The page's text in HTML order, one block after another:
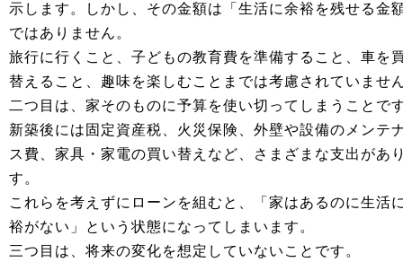
示します。しかし、その金額は「生活に余裕を残せる金
ではありません。
旅行に行くこと、子どもの教育費を準備すること、車を
替えること、趣味を楽しむことまでは考慮されていませ
二つ目は、家そのものに予算を使い切ってしまうことで
新築後には固定資産税、火災保険、外壁や設備のメンテ
ス費、家具・家電の買い替えなど、さまざまな支出があ
す。
これらを考えずにローンを組むと、「家はあるのに生活
裕がない」という状態になってしまいます。
三つ目は、将来の変化を想定していないことです。